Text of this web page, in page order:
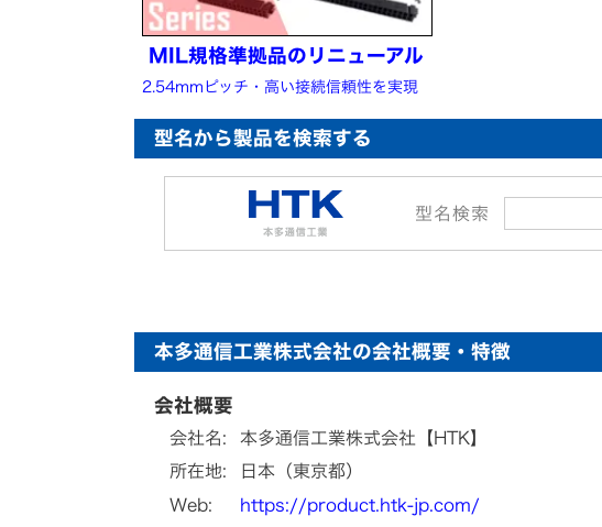
MIL規格準拠品のリニューアル
2.54mmピッチ・高い接続信頼性を実現
型名から製品を検索する
型名検索
本多通信工業株式会社の会社概要・特徴
会社概要
会社名:
本多通信工業株式会社【HTK】
所在地:
日本（東京都）
Web:
https://product.htk-jp.com/